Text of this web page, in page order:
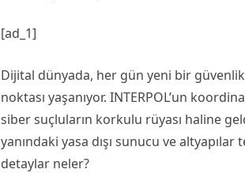
[ad_1]
Dijital dünyada, her gün yeni bir
noktası yaşanıyor. INTERPOL’un
siber suçluların korkulu rüyası haline
yanındaki yasa dışı sunucu ve
detaylar neler?